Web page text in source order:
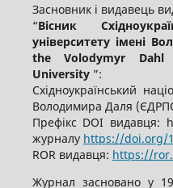
Засновник і видавець
“Вісник
університету імені
the Volodymyr Dahl
University ”:
Східноукраїнський
Володимира Даля
Префікс DOI видавця:
журналу https://doi.org/
ROR видавця: https://
Журнал засновано у